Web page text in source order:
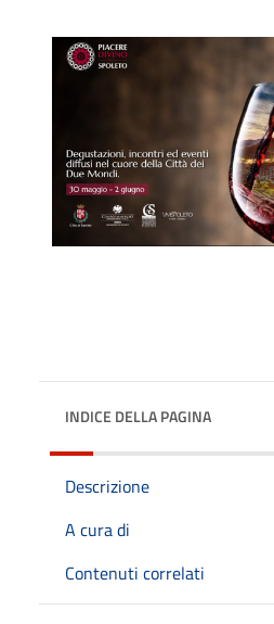
INDICE DELLA PAGINA
Descrizione
A cura di
Contenuti correlati